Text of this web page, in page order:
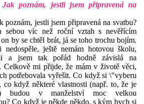
Jak poznám, jestli jsem připravená na
poznám, jestli jsem připravená na svatbu?
sebou víc než roční vztah s nevěřícím
by se chtěl brát, já se toho trochu bojím.
nedospěle, ještě nemám hotovou školu,
a jsem tak pořád hodně závislá na
Celkově mi přijde, že mám v životě věci,
potřebovala vyřešit. Co když si \"vyberu
co když některé vlastnosti (např. to, že je
budou v manželství moc velkou
Co když je někde někdo, s kým bych si